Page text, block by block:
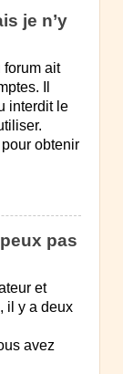
je n’y
forum ait
Il
interdit le
obtenir
pas
et
il y a deux
avez